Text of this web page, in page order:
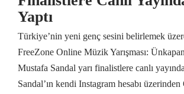
Yaptı
Türkiye’nin yeni genç sesini belirlemek
FreeZone Online Müzik Yarışması:
Mustafa Sandal yarı finalistlere canlı
Sandal’ın kendi Instagram hesabı